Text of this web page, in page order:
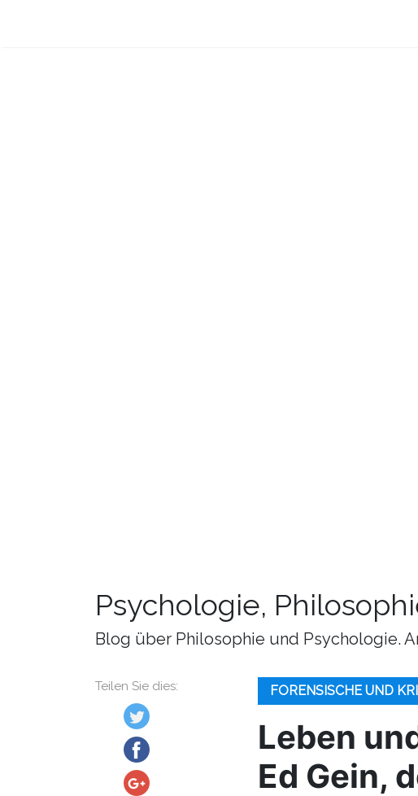
Psychologie,
Blog über Philosophie und Psychologie.
Teilen Sie dies: FORENSISCHE UND
Leben
Ed Gein,